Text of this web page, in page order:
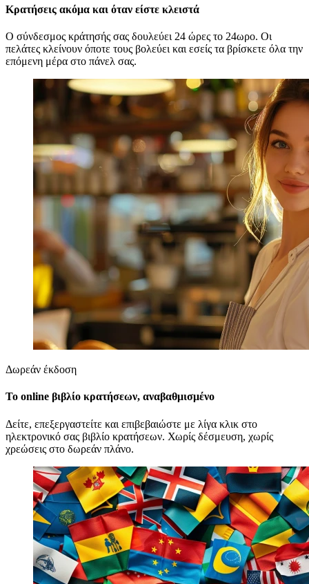
Κρατήσεις ακόμα και όταν είστε κλειστά
Ο σύνδεσμος κράτησής σας δουλεύει 24 ώρες το 24ωρο. Οι
πελάτες κλείνουν όποτε τους βολεύει και εσείς τα βρίσκετε όλα την
επόμενη μέρα στο πάνελ σας.
Δωρεάν έκδοση
Το online βιβλίο κρατήσεων, αναβαθμισμένο
Δείτε, επεξεργαστείτε και επιβεβαιώστε με λίγα κλικ στο
ηλεκτρονικό σας βιβλίο κρατήσεων. Χωρίς δέσμευση, χωρίς
χρεώσεις στο δωρεάν πλάνο.